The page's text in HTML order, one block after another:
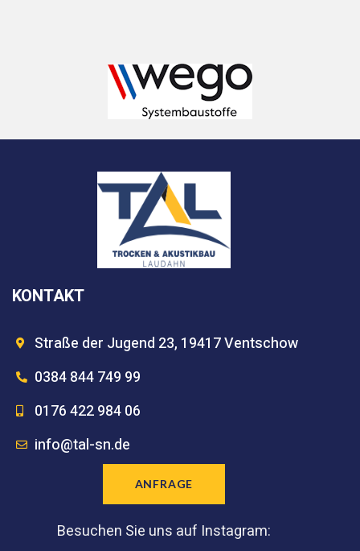
KONTAKT
Straße der Jugend 23, 19417 Ventschow
0384 844 749 99
0176 422 984 06
info@tal-sn.de
ANFRAGE
Besuchen Sie uns auf Instagram: